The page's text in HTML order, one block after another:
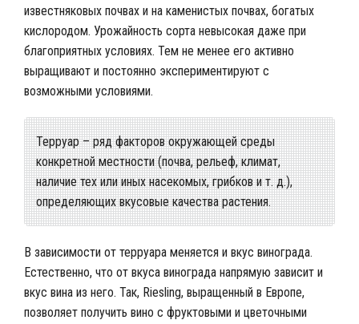
известняковых почвах и на каменистых почвах, богатых
кислородом. Урожайность сорта невысокая даже при
благоприятных условиях. Тем не менее его активно
выращивают и постоянно экспериментируют с
возможными условиями.
Терруар – ряд факторов окружающей среды
конкретной местности (почва, рельеф, климат,
наличие тех или иных насекомых, грибков и т. д.),
определяющих вкусовые качества растения.
В зависимости от терруара меняется и вкус винограда.
Естественно, что от вкуса винограда напрямую зависит и
вкус вина из него. Так, Riesling, выращенный в Европе,
позволяет получить вино с фруктовыми и цветочными